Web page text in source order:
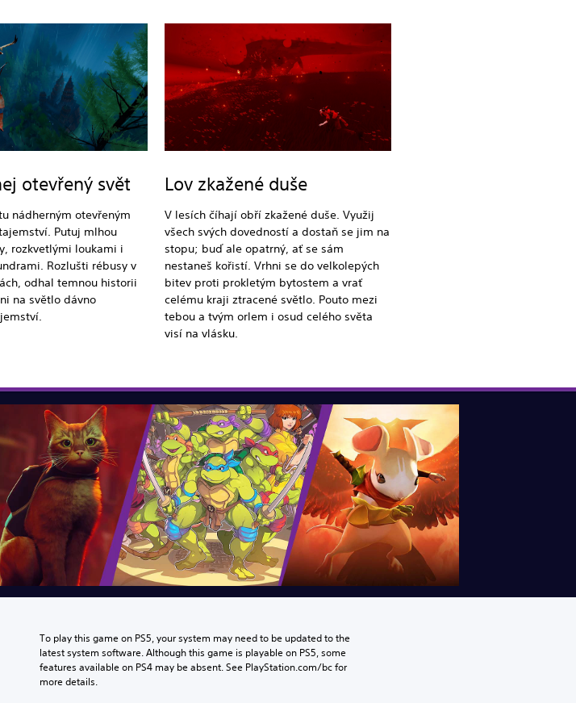
otevřený svět
nádherným otevřeným
Putuj mlhou
rozkvetlými loukami i
Rozlušti rébusy v
odhal temnou historii
na světlo dávno
Lov zkažené duše
V lesích číhají obří zkažené duše. Využij
všech svých dovedností a dostaň se jim na
stopu; buď ale opatrný, ať se sám
nestaneš kořistí. Vrhni se do velkolepých
bitev proti prokletým bytostem a vrať
celému kraji ztracené světlo. Pouto mezi
tebou a tvým orlem i osud celého světa
visí na vlásku.
To play this game on PS5, your system may need to be updated to the
latest system software. Although this game is playable on PS5, some
features available on PS4 may be absent. See PlayStation.com/bc for
more details.